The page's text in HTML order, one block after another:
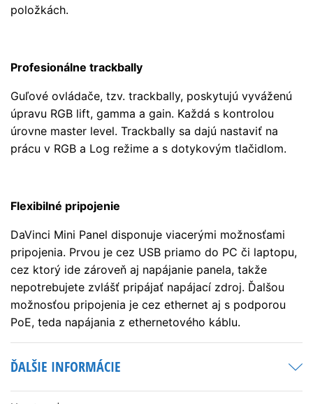
položkách.
Profesionálne trackbally
Guľové ovládače, tzv. trackbally, poskytujú vyváženú
úpravu RGB lift, gamma a gain. Každá s kontrolou
úrovne master level. Trackbally sa dajú nastaviť na
prácu v RGB a Log režime a s dotykovým tlačidlom.
Flexibilné pripojenie
DaVinci Mini Panel disponuje viacerými možnosťami
pripojenia. Prvou je cez USB priamo do PC či laptopu,
cez ktorý ide zároveň aj napájanie panela, takže
nepotrebujete zvlášť pripájať napájací zdroj. Ďalšou
možnosťou pripojenia je cez ethernet aj s podporou
PoE, teda napájania z ethernetového káblu.
ĎALŠIE INFORMÁCIE